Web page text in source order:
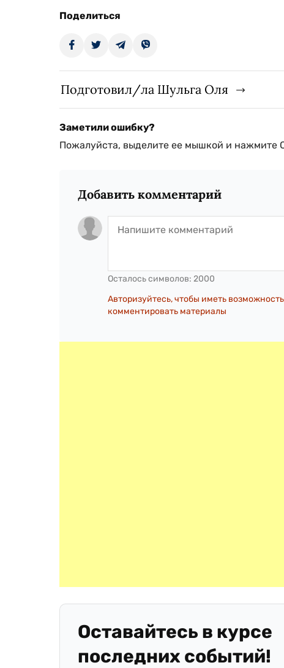
Поделиться
Подготовил/ла Шульга Оля
Заметили ошибку?
Пожалуйста, выделите ее мышкой и нажмите
Добавить комментарий
Осталось символов: 2000
Авторизуйтесь, чтобы иметь возможность
комментировать материалы
Оставайтесь в курсе
последних событий!